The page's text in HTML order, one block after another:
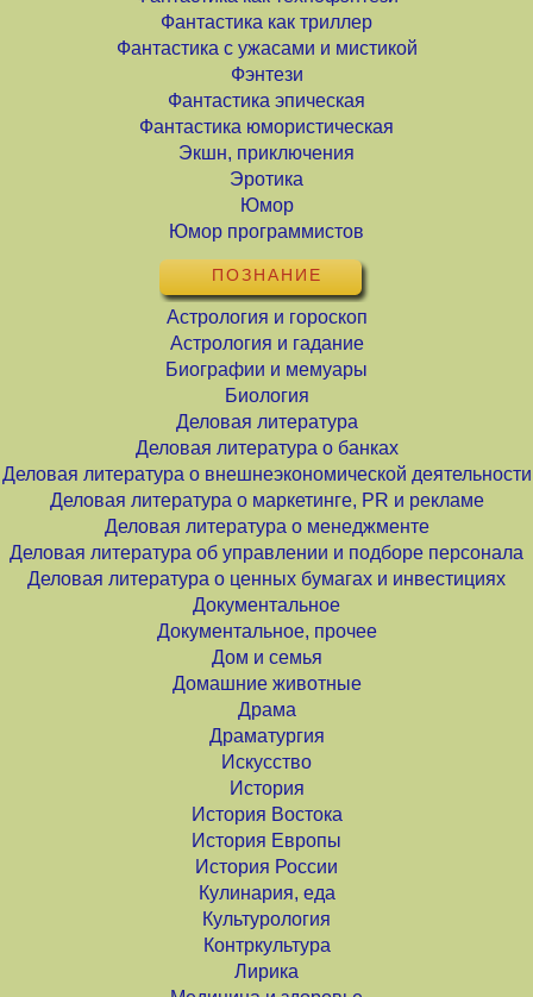
Фантастика как триллер
Фантастика с ужасами и мистикой
Фэнтези
Фантастика эпическая
Фантастика юмористическая
Экшн, приключения
Эротика
Юмор
Юмор программистов
ПОЗНАНИЕ
Астрология и гороскоп
Астрология и гадание
Биографии и мемуары
Биология
Деловая литература
Деловая литература о банках
Деловая литература о внешнеэкономической деятельности
Деловая литература о маркетинге, PR и рекламе
Деловая литература о менеджменте
Деловая литература об управлении и подборе персонала
Деловая литература о ценных бумагах и инвестициях
Документальное
Документальное, прочее
Дом и семья
Домашние животные
Драма
Драматургия
Искусство
История
История Востока
История Европы
История России
Кулинария, еда
Культурология
Контркультура
Лирика